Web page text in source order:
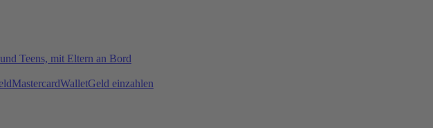
Teens, mit Eltern an Bord
MastercardWalletGeld einzahlen